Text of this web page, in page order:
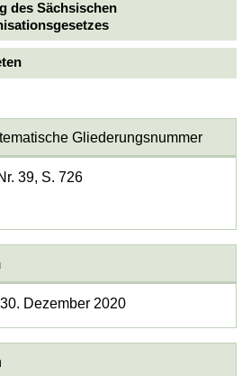
des Sächsischen
Gliederungsnummer
39, S. 726
Dezember 2020